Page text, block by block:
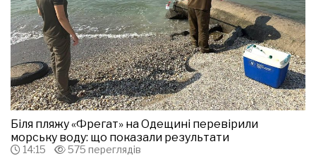
Біля пляжу «Фрегат» на Одещині перевірили
морську воду: що показали результати
14:15 575 переглядів